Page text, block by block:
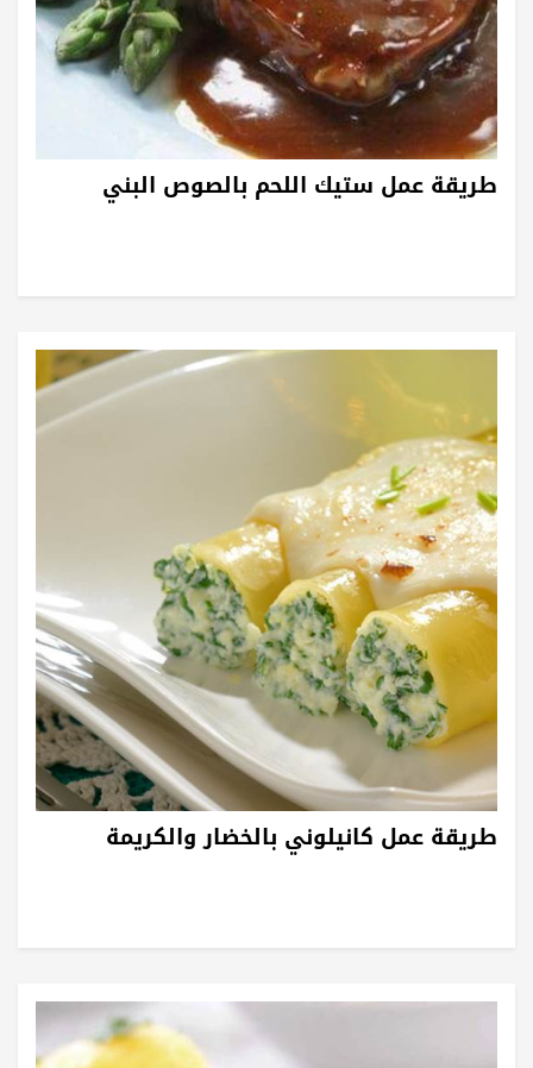
طريقة عمل ستيك اللحم بالصوص البني
طريقة عمل كانيلوني بالخضار والكريمة